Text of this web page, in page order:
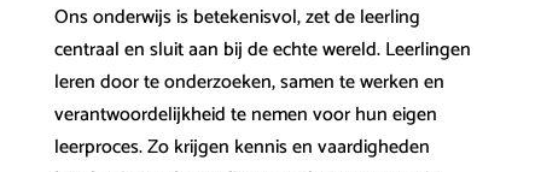
Ons onderwijs is betekenisvol, zet de leerling
centraal en sluit aan bij de echte wereld. Leerlingen
leren door te onderzoeken, samen te werken en
verantwoordelijkheid te nemen voor hun eigen
leerproces. Zo krijgen kennis en vaardigheden